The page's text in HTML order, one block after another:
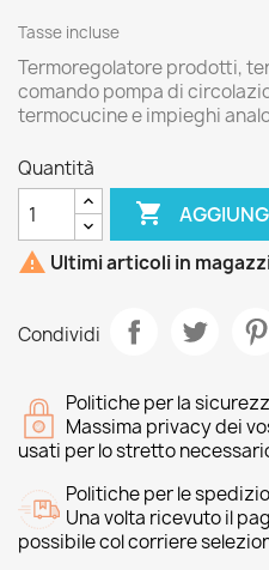
Tasse incluse
Termoregolatore prodotti,
comando pompa di
termocucine e impieghi
Quantità

 Ultimi articoli in
Condividi
Politiche per la
Massima privacy dei
usati per lo stretto
Politiche per le
Una volta ricevuto il
possibile col corriere